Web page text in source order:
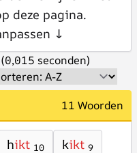
deze pagina.
↓
seconden)
11 Woorden
hikt 10 kikt 9